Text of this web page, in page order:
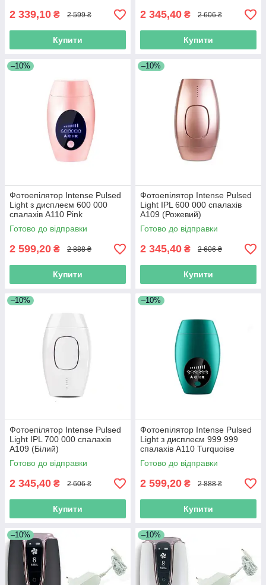
2 339,10 ₴ 2 599 ₴
Купити
2 345,40 ₴ 2 606 ₴
Купити
–10%
Фотоепілятор Intense Pulsed
Light з дисплеєм 600 000
спалахів A110 Pink
Готово до відправки
2 599,20 ₴ 2 888 ₴
Купити
–10%
Фотоепілятор Intense Pulsed
Light IPL 600 000 спалахів
A109 (Рожевий)
Готово до відправки
2 345,40 ₴ 2 606 ₴
Купити
–10%
Фотоепілятор Intense Pulsed
Light IPL 700 000 спалахів
A109 (Білий)
Готово до відправки
2 345,40 ₴ 2 606 ₴
Купити
–10%
Фотоепілятор Intense Pulsed
Light з дисплеєм 999 999
спалахів A110 Turquoise
Готово до відправки
2 599,20 ₴ 2 888 ₴
Купити
–10% –10%